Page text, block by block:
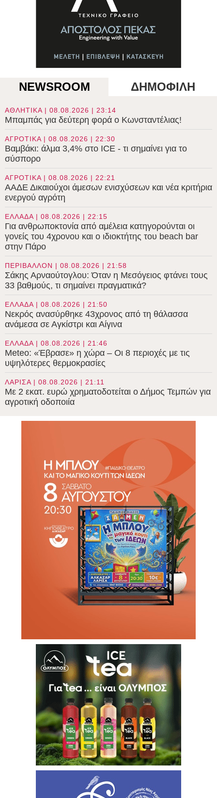
NEWSROOM ΔΗΜΟΦΙΛΗ
ΑΘΛΗΤΙΚΑ | 08.08.2026 | 23:14
Μπαμπάς για δεύτερη φορά ο Κωνσταντέλιας!
ΑΓΡΟΤΙΚΑ | 08.08.2026 | 22:30
Βαμβάκι: άλμα 3,4% στο ICE - τι σημαίνει για το
σύσπορο
ΑΓΡΟΤΙΚΑ | 08.08.2026 | 22:21
ΑΑΔΕ Δικαιούχοι άμεσων ενισχύσεων και νέα κριτήρια
ενεργού αγρότη
ΕΛΛΑΔΑ | 08.08.2026 | 22:15
Για ανθρωποκτονία από αμέλεια κατηγορούνται οι
γονείς του 4χρονου και ο ιδιοκτήτης του beach bar
στην Πάρο
ΠΕΡΙΒΑΛΛΟΝ | 08.08.2026 | 21:58
Σάκης Αρναούτογλου: Όταν η Μεσόγειος φτάνει τους
33 βαθμούς, τι σημαίνει πραγματικά?
ΕΛΛΑΔΑ | 08.08.2026 | 21:50
Νεκρός ανασύρθηκε 43χρονος από τη θάλασσα
ανάμεσα σε Αγκίστρι και Αίγινα
ΕΛΛΑΔΑ | 08.08.2026 | 21:46
Meteo: «Έβρασε» η χώρα – Οι 8 περιοχές με τις
υψηλότερες θερμοκρασίες
ΛΑΡΙΣΑ | 08.08.2026 | 21:11
Με 2 εκατ. ευρώ χρηματοδοτείται ο Δήμος Τεμπών για
αγροτική οδοποιία